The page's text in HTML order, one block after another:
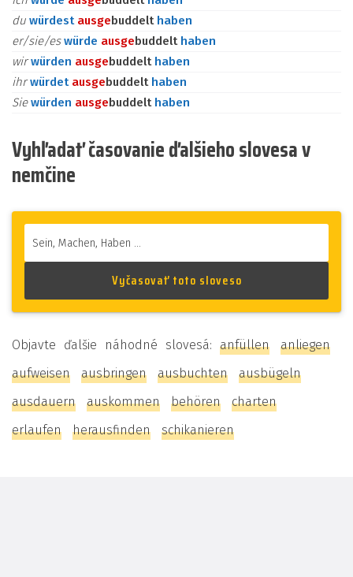
du würdest ausgebuddelt haben
er/sie/eswürde ausgebuddelt haben
wirwürden ausgebuddelt haben
ihrwürdet ausgebuddelt haben
Siewürden ausgebuddelt haben
Vyhľadať časovanie ďalšieho slovesa v
nemčine
Objavte ďalšie náhodné slovesá: anfüllen
anliegen
aufweisen
ausbringen ausbuchten
ausbügeln
ausdauern
auskommen behören
charten
erlaufen
herausfinden schikanieren